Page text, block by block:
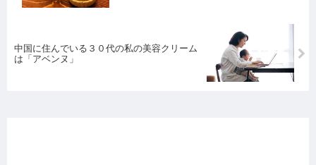
中国に住んでいる３０代の私の美容クリーム
は「アベンヌ」